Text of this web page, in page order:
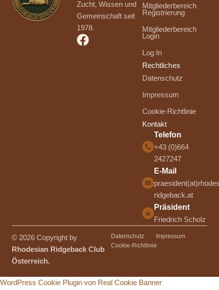
Zucht, Wissen und
Gemeinschaft seit
1978.
Mitgliederbereich
Registrierung
Mitgliederbereich
Login
Log In
Rechtliches
Datenschutz
Impressum
Cookie-Richtlinie
Kontakt
Telefon
+43 (0)664
2427247
E-Mail
ridgeback.at
Präsident
Friedrich Scholz
© 2026 Copyright by
Rhodesian Ridgeback Club
Österreich.
Datenschutz
Impressum
Cookie-Richtlinie
WordPress Cookie Plugin von Real Cookie Banner